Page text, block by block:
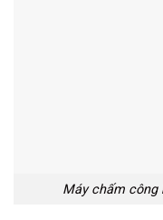
Máy chấm công